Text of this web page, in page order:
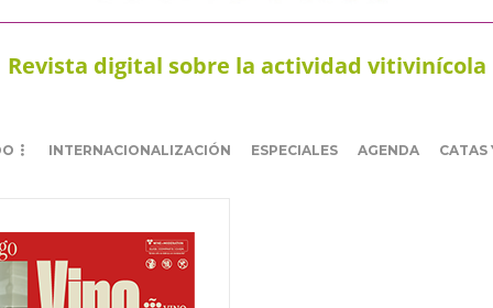
Revista digital sobre la actividad vitivinícola
INTERNACIONALIZACIÓN ESPECIALES AGENDA CATAS